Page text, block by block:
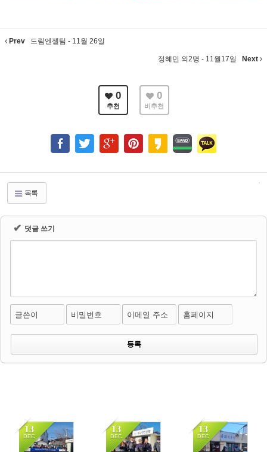
Prev 드림엔젤팀 - 11월 26일
정혜민 외2명 - 11월17일 Next
0
추천
0
비추천
목록
✔ 댓글 쓰기
글쓴이 비밀번호 이메일 주소 홈페이지
13
DEC
13
DEC
13
DEC